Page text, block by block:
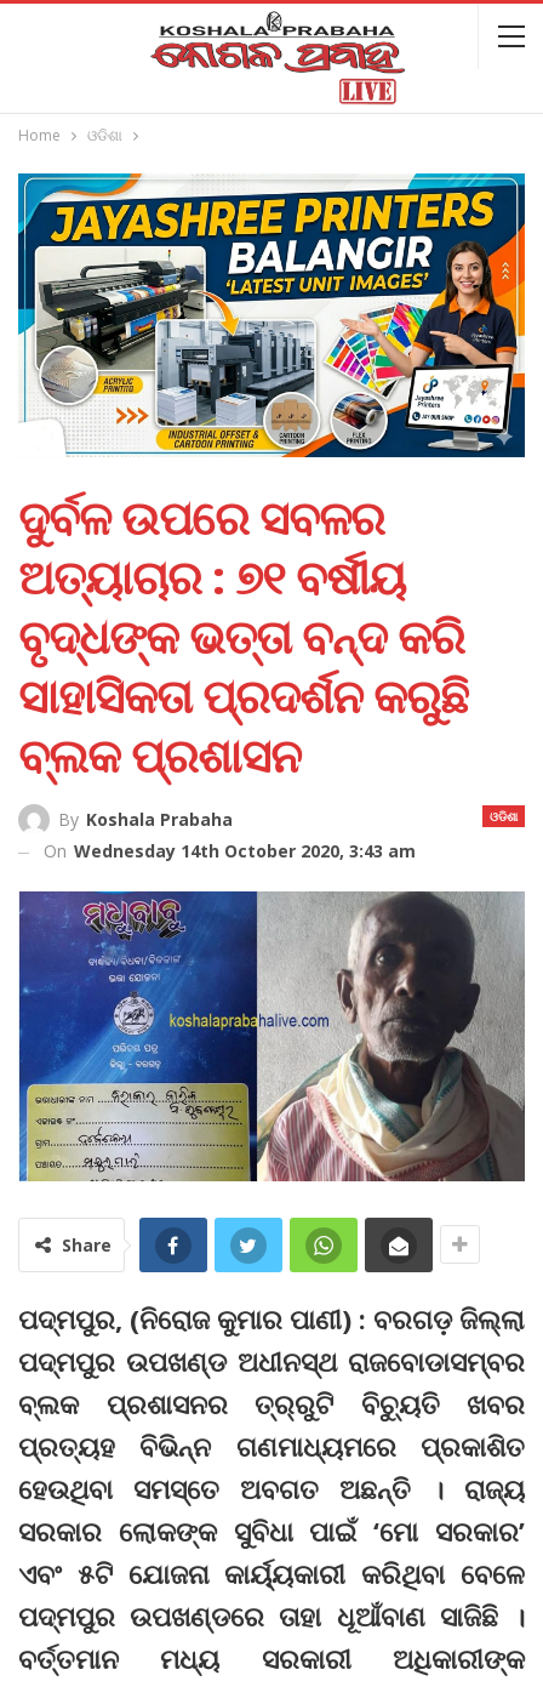
Home ଓଡିଶା
ଦୁର୍ବଳ ଉପରେ ସବଳର
ଅତ୍ୟାଚାର : ୭୧ ବର୍ଷୀୟ
ବୃଦ୍ଧଙ୍କ ଭତ୍ତା ବନ୍ଦ କରି
ସାହାସିକତା ପ୍ରଦର୍ଶନ କରୁଛି
ବ୍ଲକ ପ୍ରଶାସନ
ଓଡିଶା
By Koshala Prabaha
On Wednesday 14th October 2020, 3:43 am
Share
ପଦ୍ମପୁର, (ନିରୋଜ କୁମାର ପାଣୀ) : ବରଗଡ଼ ଜିଲ୍ଲା
ପଦ୍ମପୁର ଉପଖଣ୍ଡ ଅଧୀନସ୍ଥ ରାଜବୋଡାସମ୍ବର
ବ୍ଲକ ପ୍ରଶାସନର ତ୍ର୍ରୁଟି ବିଚ୍ୟୁତି ଖବର
ପ୍ରତ୍ୟହ ବିଭିନ୍ନ ଗଣମାଧ୍ୟମରେ ପ୍ରକାଶିତ
ହେଉଥିବା ସମସ୍ତେ ଅବଗତ ଅଛନ୍ତି । ରାଜ୍ୟ
ସରକାର ଲୋକଙ୍କ ସୁବିଧା ପାଇଁ ‘ମୋ ସରକାର’
ଏବଂ ୫ଟି ଯୋଜନା କାର୍ୟ୍ୟକାରୀ କରିଥିବା ବେଳେ
ପଦ୍ମପୁର ଉପଖଣ୍ଡରେ ତାହା ଧୂଆଁବାଣ ସାଜିଛି ।
ବର୍ତ୍ତମାନ ମଧ୍ୟ ସରକାରୀ ଅଧିକାରୀଙ୍କ